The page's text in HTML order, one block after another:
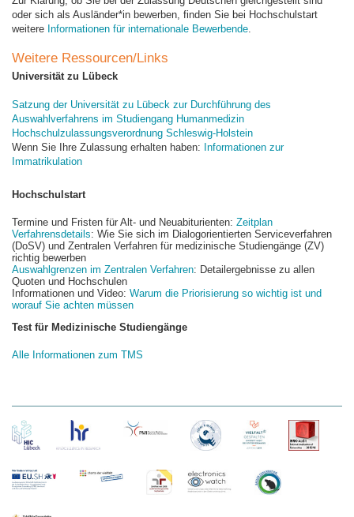
oder sich als Ausländer*in bewerben, finden Sie bei Hochschulstart
weitere Informationen für internationale Bewerbende.
Weitere Ressourcen/Links
Universität zu Lübeck
Satzung der Universität zu Lübeck zur Durchführung des
Auswahlverfahrens im Studiengang Humanmedizin
Hochschulzulassungsverordnung Schleswig-Holstein
Wenn Sie Ihre Zulassung erhalten haben: Informationen zur
Immatrikulation
Hochschulstart
Termine und Fristen für Alt- und Neuabiturienten: Zeitplan
Verfahrensdetails: Wie Sie sich im Dialogorientierten Serviceverfahren
(DoSV) und Zentralen Verfahren für medizinische Studiengänge (ZV)
richtig bewerben
Auswahlgrenzen im Zentralen Verfahren: Detailergebnisse zu allen
Quoten und Hochschulen
Informationen und Video: Warum die Priorisierung so wichtig ist und
worauf Sie achten müssen
Test für Medizinische Studiengänge
Alle Informationen zum TMS